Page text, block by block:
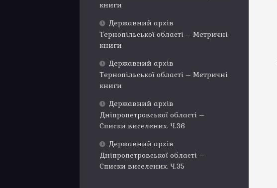
книги
Державний архів
Тернопільської області – Метричні
книги
Державний архів
Тернопільської області – Метричні
книги
Державний архів
Дніпропетровської області –
Списки виселених. Ч.36
Державний архів
Дніпропетровської області –
Списки виселених. Ч.35